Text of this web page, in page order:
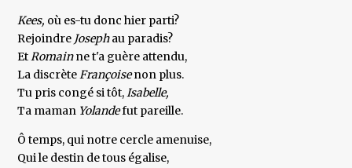
Kees, où es-tu donc hier parti?
Rejoindre Josephau paradis?
EtRomainne t'a guère attendu,
La discrèteFrançoisenon plus.
Tu pris congé si tôt,Isabelle,
Ta maman Yolandefut pareille.
Ô temps, qui notre cercle amenuise,
Qui le destin de tous égalise,